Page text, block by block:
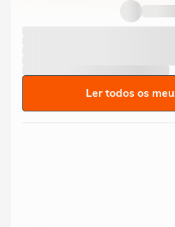
Ler todos os